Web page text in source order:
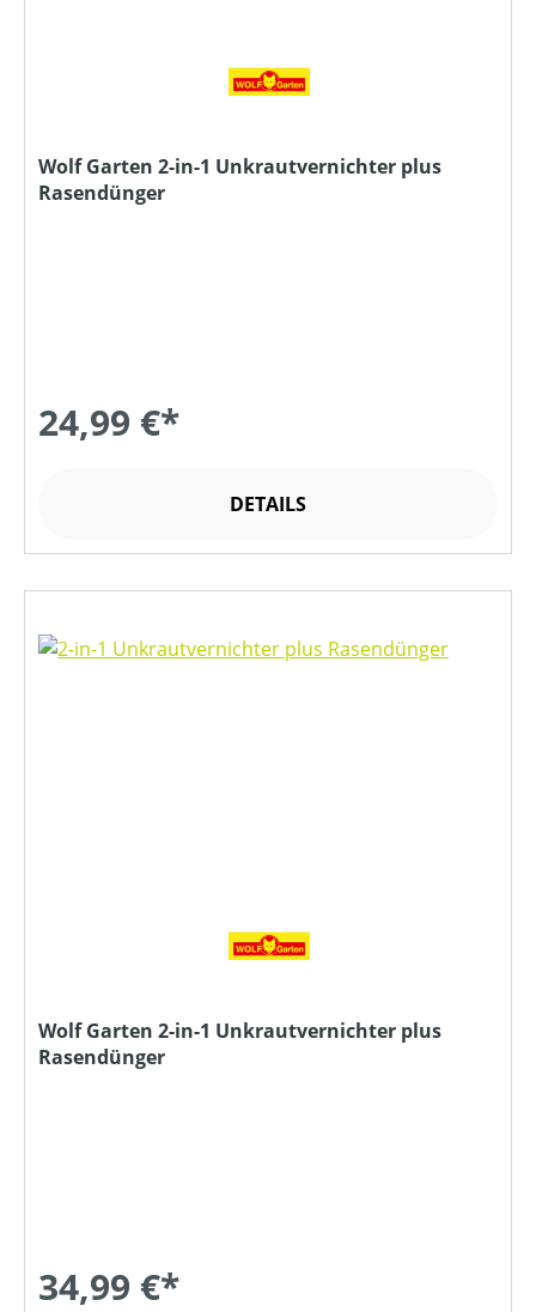
Wolf Garten 2-in-1 Unkrautvernichter plus
Rasendünger
24,99 €*
DETAILS
Wolf Garten 2-in-1 Unkrautvernichter plus
Rasendünger
34,99 €*